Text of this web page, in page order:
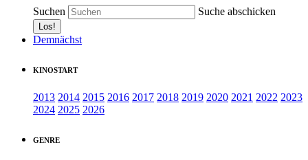
Suchen Suche abschicken
Demnächst
KINOSTART
2013 2014 2015 2016 2017 2018 2019 2020 2021 2022 2023
2024 2025 2026
GENRE